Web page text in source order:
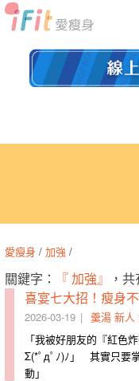
愛瘦身 / 加強 /
關鍵字： 『 加強』
，
喜宴七大招！瘦身
2026-03-19 羹湯 新人
「我被好朋友的『紅色
Σ(*ﾟдﾟﾉ)ﾉ」 其實只要
動」